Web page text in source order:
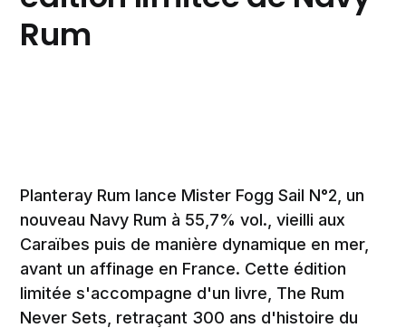
Rum
Planteray Rum lance Mister Fogg Sail N°2, un
nouveau Navy Rum à 55,7% vol., vieilli aux
Caraïbes puis de manière dynamique en mer,
avant un affinage en France. Cette édition
limitée s'accompagne d'un livre, The Rum
Never Sets, retraçant 300 ans d'histoire du